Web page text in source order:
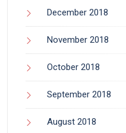
December 2018
November 2018
October 2018
September 2018
August 2018